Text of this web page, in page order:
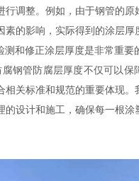
行调整。例如，由于钢管的原
素的影响，实际得到的涂层厚
和修正涂层厚度是非常重要
钢管防腐层厚度不仅可以保
相关标准和规范的重要体现。
的设计和施工，确保每一根涂